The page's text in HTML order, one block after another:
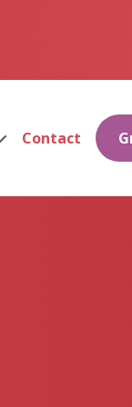
Contact